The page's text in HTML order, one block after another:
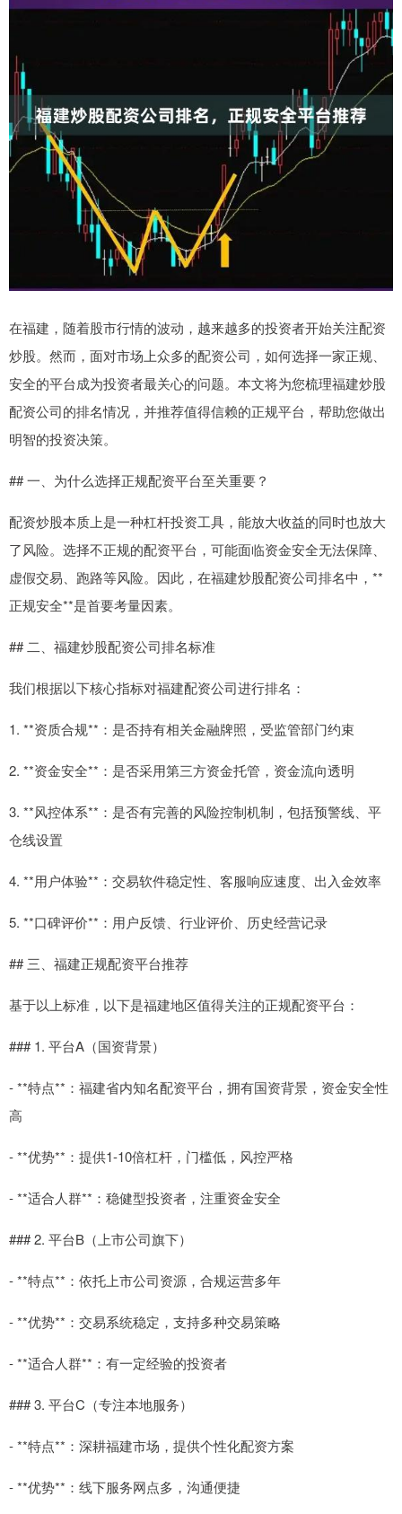
在福建，随着股市行情的波动，越来越多的投资者开始关注配资
炒股。然而，面对市场上众多的配资公司，如何选择一家正规、
安全的平台成为投资者最关心的问题。本文将为您梳理福建炒股
配资公司的排名情况，并推荐值得信赖的正规平台，帮助您做出
明智的投资决策。
## 一、为什么选择正规配资平台至关重要？
配资炒股本质上是一种杠杆投资工具，能放大收益的同时也放大
了风险。选择不正规的配资平台，可能面临资金安全无法保障、
虚假交易、跑路等风险。因此，在福建炒股配资公司排名中，**
正规安全**是首要考量因素。
## 二、福建炒股配资公司排名标准
我们根据以下核心指标对福建配资公司进行排名：
1. **资质合规**：是否持有相关金融牌照，受监管部门约束
2. **资金安全**：是否采用第三方资金托管，资金流向透明
3. **风控体系**：是否有完善的风险控制机制，包括预警线、平
仓线设置
4. **用户体验**：交易软件稳定性、客服响应速度、出入金效率
5. **口碑评价**：用户反馈、行业评价、历史经营记录
## 三、福建正规配资平台推荐
基于以上标准，以下是福建地区值得关注的正规配资平台：
### 1. 平台A（国资背景）
- **特点**：福建省内知名配资平台，拥有国资背景，资金安全性
高
- **优势**：提供1-10倍杠杆，门槛低，风控严格
- **适合人群**：稳健型投资者，注重资金安全
### 2. 平台B（上市公司旗下）
- **特点**：依托上市公司资源，合规运营多年
- **优势**：交易系统稳定，支持多种交易策略
- **适合人群**：有一定经验的投资者
### 3. 平台C（专注本地服务）
- **特点**：深耕福建市场，提供个性化配资方案
- **优势**：线下服务网点多，沟通便捷